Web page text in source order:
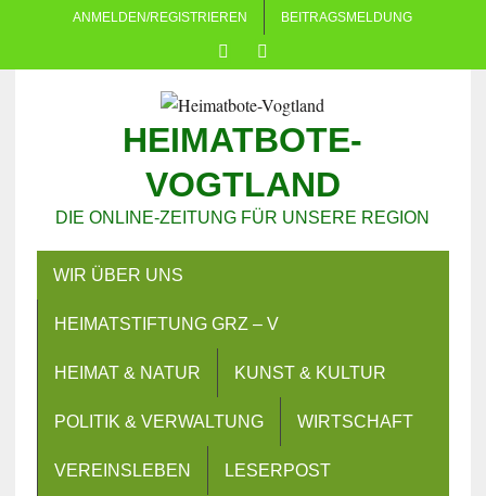
ANMELDEN/REGISTRIEREN BEITRAGSMELDUNG
HEIMATBOTE-
VOGTLAND
DIE ONLINE-ZEITUNG FÜR UNSERE REGION
WIR ÜBER UNS
HEIMATSTIFTUNG GRZ – V
HEIMAT & NATUR KUNST & KULTUR
POLITIK & VERWALTUNG WIRTSCHAFT
VEREINSLEBEN LESERPOST